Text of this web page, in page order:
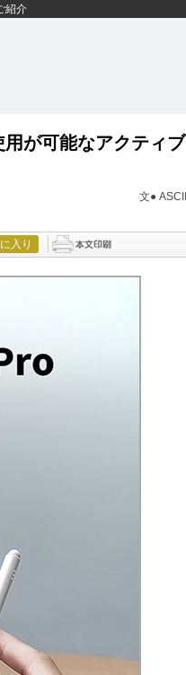
紹介
が可能なアクティブ
文● ASCII
入り